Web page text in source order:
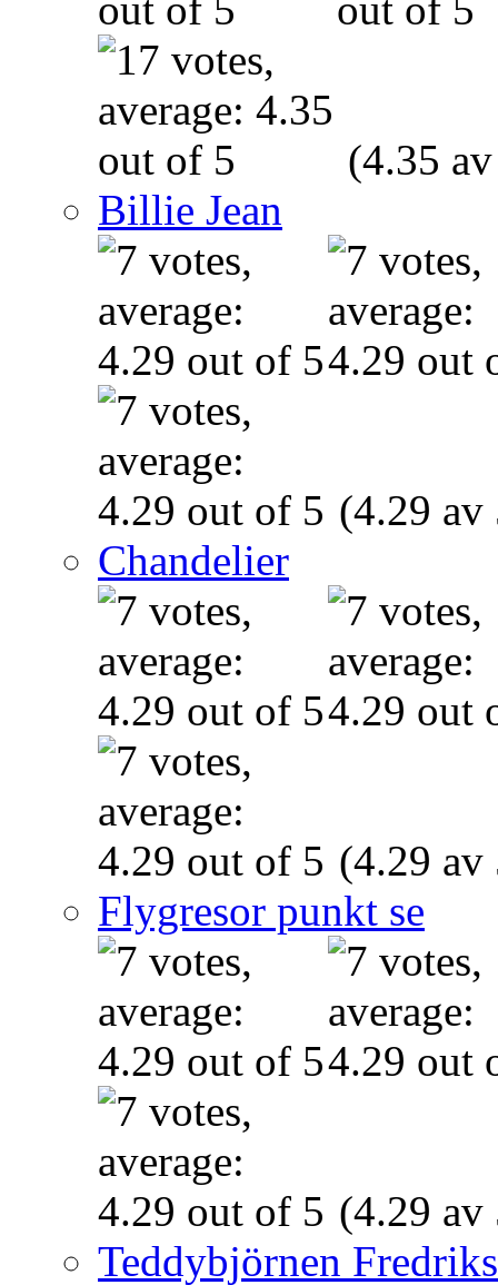
(4.35
Billie Jean
(4.29 av
Chandelier
(4.29 av
Flygresor punkt se
(4.29 av
Teddybjörnen